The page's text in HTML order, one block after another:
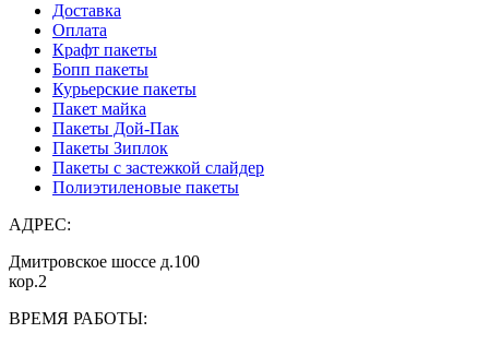
Доставка
Оплата
Крафт пакеты
Бопп пакеты
Курьерские пакеты
Пакет майка
Пакеты Дой-Пак
Пакеты Зиплок
Пакеты с застежкой слайдер
Полиэтиленовые пакеты
АДРЕС:
Дмитровское шоссе д.100
кор.2
ВРЕМЯ РАБОТЫ: